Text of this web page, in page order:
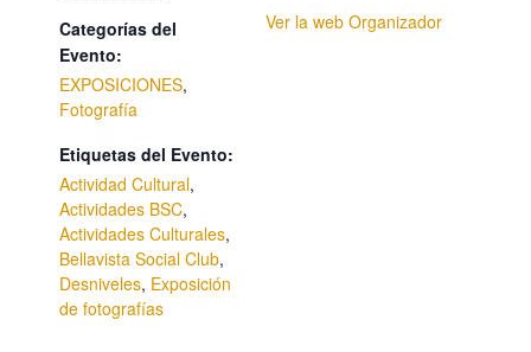
Categorías del
Evento:
EXPOSICIONES,
Fotografía
Etiquetas del Evento:
Actividad Cultural,
Actividades BSC,
Actividades Culturales,
Bellavista Social Club,
Desniveles, Exposición
de fotografías
Ver la web Organizador